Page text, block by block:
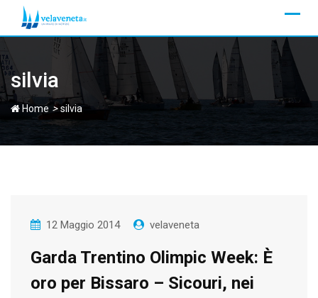
silvia
Home >silvia
12 Maggio 2014 velaveneta
Garda Trentino Olimpic Week: È
oro per Bissaro – Sicouri, nei